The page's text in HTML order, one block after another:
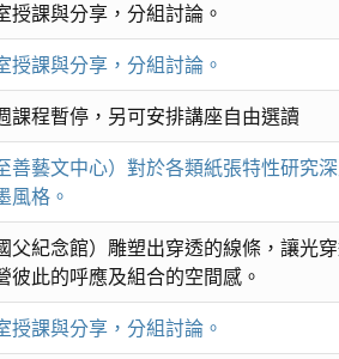
授課與分享，分組討論。
授課與分享，分組討論。
課程暫停，另可安排講座自由選讀
至善藝文中心）對於各類紙張特性研究
風格。
國父紀念館）雕塑出穿透的線條，讓光
彼此的呼應及組合的空間感。
授課與分享，分組討論。